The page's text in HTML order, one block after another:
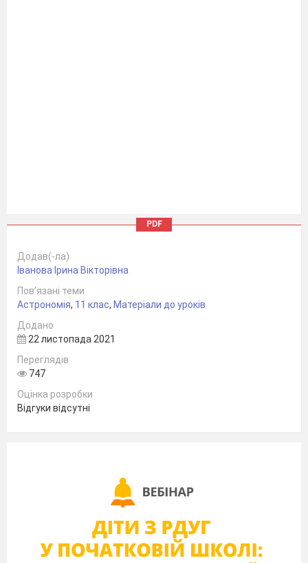
ЩО ТАКЕ
ЗАКОНИ
КЕПЛЕРА?
• Це
емпіричні
залежності,
описують
рух планет
навколо
сонця.
PDF
Додав(-ла)
Іванова Ірина Вікторівна
Пов’язані теми
Астрономія, 11 клас, Матеріали до уроків
Додано
22 листопада 2021
Переглядів
747
Оцінка розробки
Відгуки відсутні